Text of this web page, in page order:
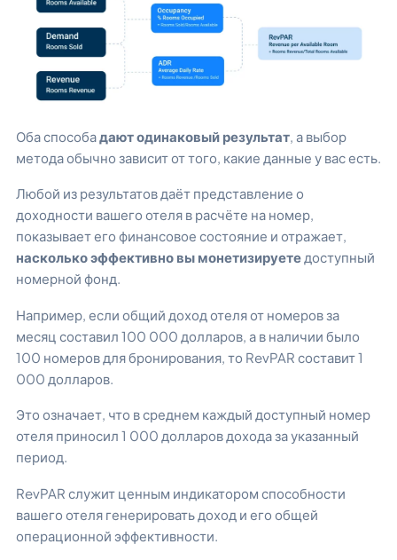
Оба способа дают одинаковый результат , а выбор
метода обычно зависит от того, какие данные у вас есть.
Любой из результатов даёт представление о
доходности вашего отеля в расчёте на номер,
показывает его финансовое состояние и отражает,
насколько эффективно вы монетизируете доступный
номерной фонд.
Например, если общий доход отеля от номеров за
месяц составил 100 000 долларов, а в наличии было
100 номеров для бронирования, то RevPAR составит 1
000 долларов.
Это означает, что в среднем каждый доступный номер
отеля приносил 1 000 долларов дохода за указанный
период.
RevPAR служит ценным индикатором способности
вашего отеля генерировать доход и его общей
операционной эффективности.